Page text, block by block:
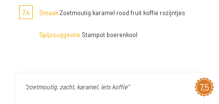
7,4 SmaakZoetmoutig karamel rood fruit koffie rozijntjes
Spijssuggestie Stampot boerenkool
7,5
"zoetmoutig, zacht, karamel, iets koffie"